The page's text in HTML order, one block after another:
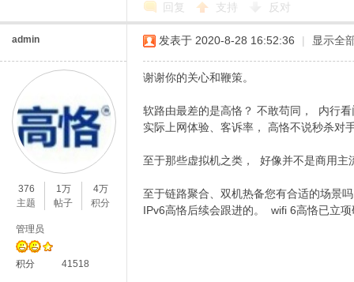
回复 支持 反对
admin
376
主题
1万
帖子
4万
积分
管理员
积分 41518
发表于 2020-8-28 16:52:36 | 显示全
谢谢你的关心和鞭策。
软路由最差的是高恪？ 不敢苟同， 内行
实际上网体验、客诉率， 高恪不说秒杀对
至于那些虚拟机之类， 好像并不是商用
至于链路聚合、双机热备您有合适的场景
IPv6高恪后续会跟进的。 wifi 6高恪已立